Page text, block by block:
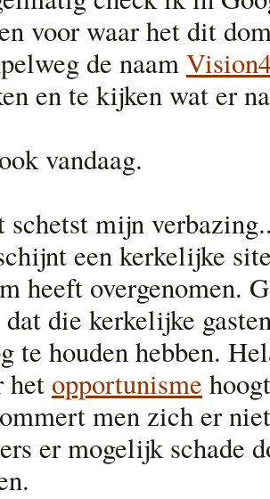
voor waar het dit
de naam
en te kijken wat er
vandaag.
schetst mijn
een kerkelijke
heeft overgenomen.
die kerkelijke
te houden hebben.
het opportunisme
men zich er
er mogelijk schade